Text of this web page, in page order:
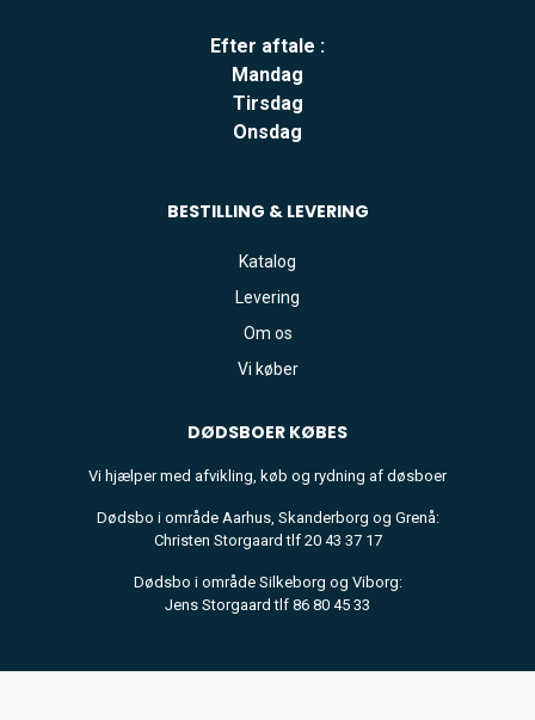
Efter aftale :
Mandag
Tirsdag
Onsdag
BESTILLING & LEVERING
Katalog
Levering
Om os
Vi køber
DØDSBOER KØBES
Vi hjælper med afvikling, køb og rydning af døsboer
Dødsbo i område Aarhus, Skanderborg og Grenå:
Christen Storgaard tlf 20 43 37 17
Dødsbo i område Silkeborg og Viborg:
Jens Storgaard tlf 86 80 45 33